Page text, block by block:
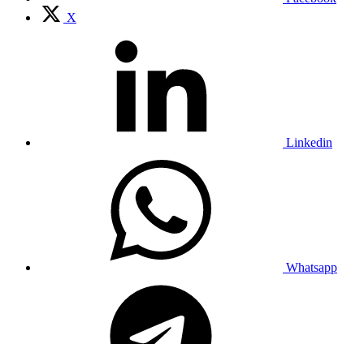
X
Linkedin
Whatsapp